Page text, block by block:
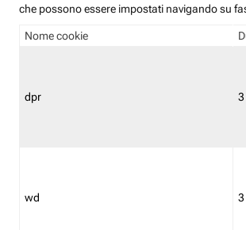
che possono essere impostati navigando su
Nome cookie
dpr
wd